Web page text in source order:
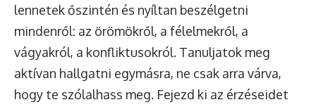
lennetek őszintén és nyíltan beszélgetni
mindenről: az örömökről, a félelmekről, a
vágyakról, a konfliktusokról. Tanuljatok meg
aktívan hallgatni egymásra, ne csak arra várva,
hogy te szólalhass meg. Fejezd ki az érzéseidet